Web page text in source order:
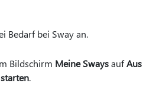
Bedarf bei Sway an.
Bildschirm Meine SwaysaufAus
.